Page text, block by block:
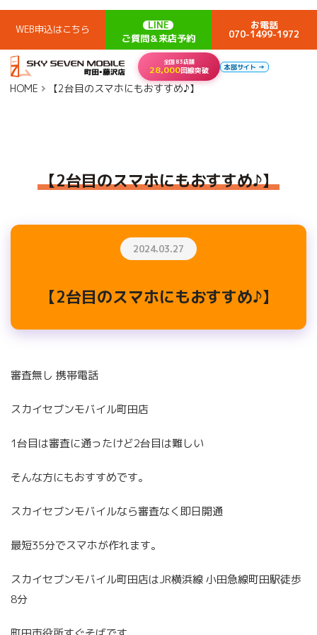
WEB申込はこちら
LINE
ご質問＆来店予約
お電話
070-1499-1972
全国83店舗
28,000回線突破 本部サイト →
HOME 【2台目のスマホにもおすすめ♪】
【2台目のスマホにもおすすめ♪】
2024.03.27
【2台目のスマホにもおすすめ♪】
審査無し 携帯電話
スカイセブンモバイル町田店
1台目は審査に通ったけど2台目は難しい
そんな方にもおすすめです。
スカイセブンモバイルなら審査なく即日開通
最短35分でスマホが作れます。
スカイセブンモバイル町田店はJR横浜線 小田急線町田駅徒歩
8分